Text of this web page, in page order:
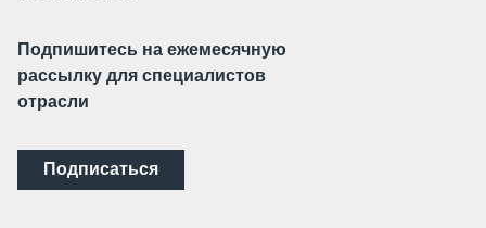
Подпишитесь на ежемесячную
рассылку для специалистов
отрасли
Подписаться